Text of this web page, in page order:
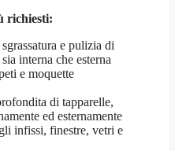
richiesti:
e pulizia di
interna che esterna
e moquette
di tapparelle,
ed esternamente
infissi, finestre, vetri e